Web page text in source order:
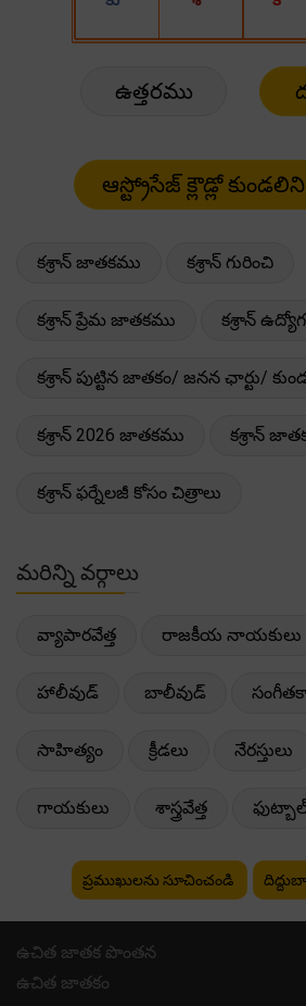
ఉత్తరము
కశ్రాన్ జాతకము కశ్రాన్ గురించి
కశ్రాన్ ప్రేమ జాతకము కశ్రాన్
కశ్రాన్ పుట్టిన జాతకం/ జనన ఛార్టు/
కశ్రాన్ 2026 జాతకము కశ్రాన్
కశ్రాన్ ఫర్నేలజీ కోసం చిత్రాలు
మరిన్ని వర్గాలు
వ్యాపారవేత్త రాజకీయ నాయకులు
హాలీవుడ్ బాలీవుడ్
సాహిత్యం క్రీడలు నేరస్తులు
గాయకులు శాస్త్రవేత్త
ప్రముఖులను సూచించండి
ఉచిత జాతక పొంతన
ఉచిత జాతకం